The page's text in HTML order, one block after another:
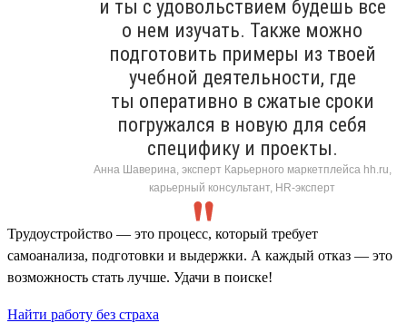
и ты с удовольствием будешь все
о нем изучать. Также можно
подготовить примеры из твоей
учебной деятельности, где
ты оперативно в сжатые сроки
погружался в новую для себя
специфику и проекты.
Анна Шаверина, эксперт Карьерного маркетплейса hh.ru,
карьерный консультант, HR-эксперт
Трудоустройство — это процесс, который требует
самоанализа, подготовки и выдержки. А каждый отказ — это
возможность стать лучше. Удачи в поиске!
Найти работу без страха